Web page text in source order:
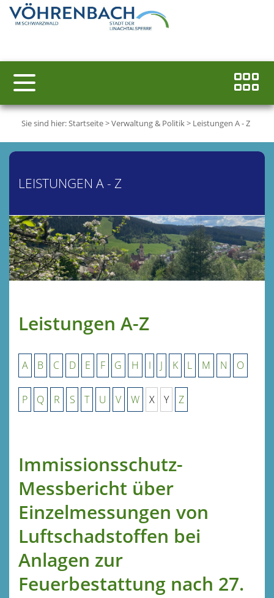
Sie sind hier:Startseite>Verwaltung & Politik> Leistungen A - Z
LEISTUNGEN A - Z
Leistungen A-Z
A B C D E F G H I J K L M N O
P Q R S T U V W X Y Z
Immissionsschutz-
Messbericht über
Einzelmessungen von
Luftschadstoffen bei
Anlagen zur
Feuerbestattung nach 27.